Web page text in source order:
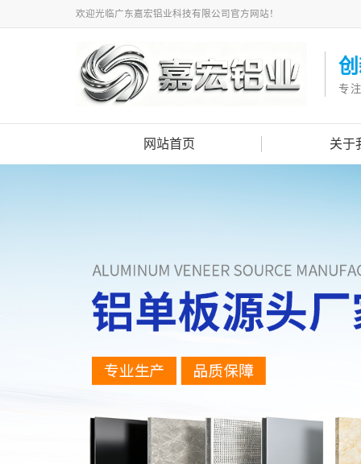
欢迎光临广东嘉宏铝业科技有限公司官方网站！
专
网站首页 关于